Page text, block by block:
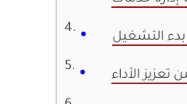
التشغيل
الأداء